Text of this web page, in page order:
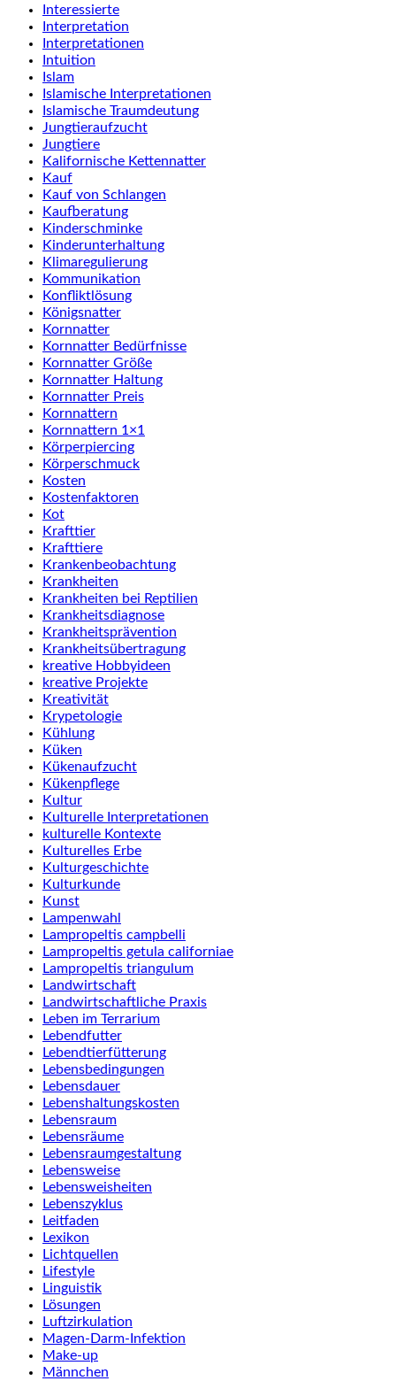
Interessierte
Interpretation
Interpretationen
Intuition
Islam
Islamische Interpretationen
Islamische Traumdeutung
Jungtieraufzucht
Jungtiere
Kalifornische Kettennatter
Kauf
Kauf von Schlangen
Kaufberatung
Kinderschminke
Kinderunterhaltung
Klimaregulierung
Kommunikation
Konfliktlösung
Königsnatter
Kornnatter
Kornnatter Bedürfnisse
Kornnatter Größe
Kornnatter Haltung
Kornnatter Preis
Kornnattern
Kornnattern 1×1
Körperpiercing
Körperschmuck
Kosten
Kostenfaktoren
Kot
Krafttier
Krafttiere
Krankenbeobachtung
Krankheiten
Krankheiten bei Reptilien
Krankheitsdiagnose
Krankheitsprävention
Krankheitsübertragung
kreative Hobbyideen
kreative Projekte
Kreativität
Krypetologie
Kühlung
Küken
Kükenaufzucht
Kükenpflege
Kultur
Kulturelle Interpretationen
kulturelle Kontexte
Kulturelles Erbe
Kulturgeschichte
Kulturkunde
Kunst
Lampenwahl
Lampropeltis campbelli
Lampropeltis getula californiae
Lampropeltis triangulum
Landwirtschaft
Landwirtschaftliche Praxis
Leben im Terrarium
Lebendfutter
Lebendtierfütterung
Lebensbedingungen
Lebensdauer
Lebenshaltungskosten
Lebensraum
Lebensräume
Lebensraumgestaltung
Lebensweise
Lebensweisheiten
Lebenszyklus
Leitfaden
Lexikon
Lichtquellen
Lifestyle
Linguistik
Lösungen
Luftzirkulation
Magen-Darm-Infektion
Make-up
Männchen